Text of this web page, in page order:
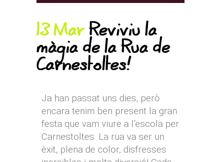
13 MarReviviu la
màgia de la Rua de
Carnestoltes!
Ja han passat uns dies, però
encara tenim ben present la gran
festa que vam viure a l’escola per
Carnestoltes. La rua va ser un
èxit, plena de color, disfresses